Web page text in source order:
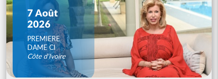
7 Août
2026
PREMIERE
DAME CI
Côte d'Ivoire